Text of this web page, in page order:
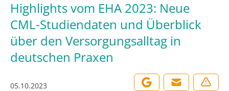
Highlights vom EHA 2023: Neue
CML-Studiendaten und Überblick
über den Versorgungsalltag in
deutschen Praxen
05.10.2023